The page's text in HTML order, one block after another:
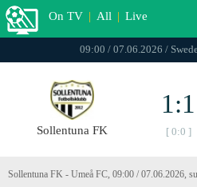
On TV | All | Live
09:00 / 07.06.2026 /
Sollentuna FK
1:1
[ 0:0 ]
Sollentuna FK - Umeå FC, 09:00 / 07.06.2026,